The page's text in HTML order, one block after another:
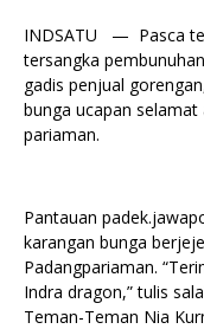
INDSATU — Pasca
tersangka
gadis penjual
bunga ucapan
pariaman.
Pantauan
karangan bunga
Padangpariaman.
Indra dragon,” tulis
Teman-Teman Nia